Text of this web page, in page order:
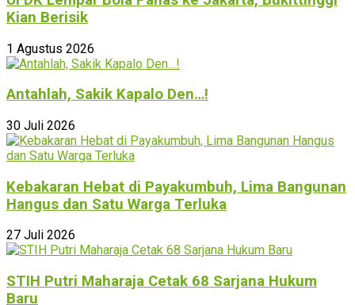
Kian Berisik
1 Agustus 2026
Antahlah, Sakik Kapalo Den…!
30 Juli 2026
Kebakaran Hebat di Payakumbuh, Lima Bangunan
Hangus dan Satu Warga Terluka
27 Juli 2026
STIH Putri Maharaja Cetak 68 Sarjana Hukum
Baru